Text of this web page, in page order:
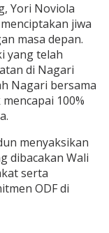
Yori Noviola
jiwa
masa depan.
yang telah
di Nagari
Nagari bersama
100%
menyaksikan
dibacakan Wali
serta
ODF di